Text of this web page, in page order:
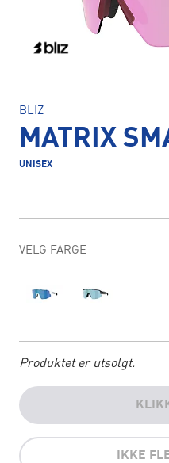
BLIZ
MATRIX
UNISEX
VELG FARGE
Produktet er utsolgt.
IKKE